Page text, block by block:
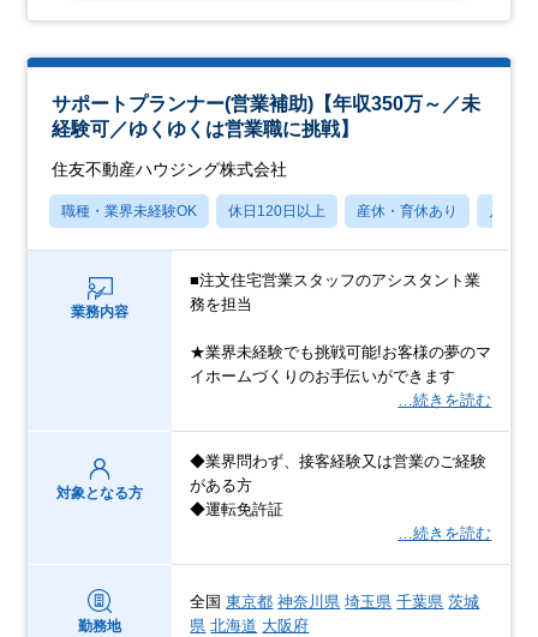
サポートプランナー(営業補助)【年収350万～／未
経験可／ゆくゆくは営業職に挑戦】
住友不動産ハウジング株式会社
職種・業界未経験OK 休日120日以上 産休・育休あり 月残業
業務内容
■注文住宅営業スタッフのアシスタント業
務を担当
★業界未経験でも挑戦可能!お客様の夢のマ
イホームづくりのお手伝いができます
…続きを読む
対象となる方
◆業界問わず、接客経験又は営業のご経験
がある方
◆運転免許証
…続きを読む
勤務地
全国東京都 神奈川県 埼玉県 千葉県 茨城
県 北海道 大阪府